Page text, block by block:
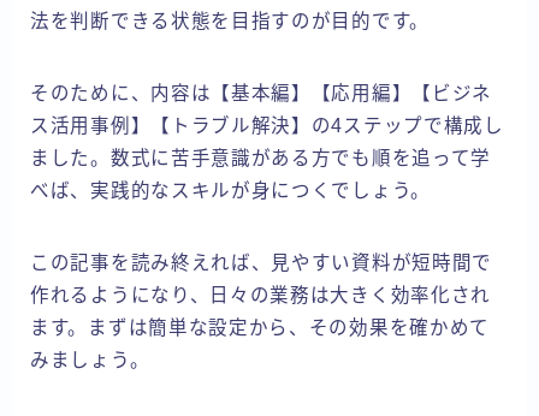
法を判断できる状態を目指すのが目的です。
そのために、内容は【基本編】【応用編】【ビジネ
ス活用事例】【トラブル解決】の4ステップで構成し
ました。数式に苦手意識がある方でも順を追って学
べば、実践的なスキルが身につくでしょう。
この記事を読み終えれば、見やすい資料が短時間で
作れるようになり、日々の業務は大きく効率化され
ます。まずは簡単な設定から、その効果を確かめて
みましょう。